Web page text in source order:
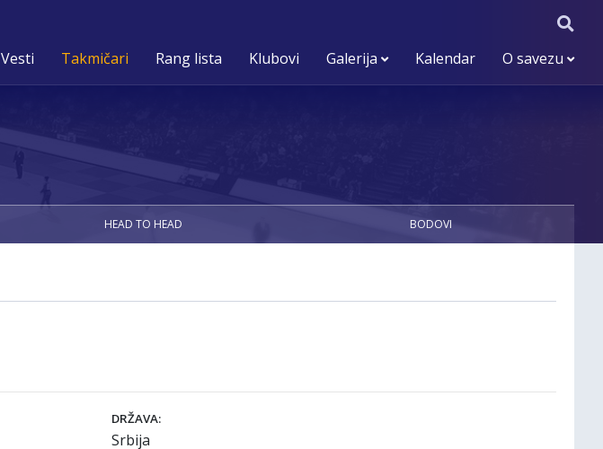
Vesti Takmičari Rang lista Klubovi Galerija Kalendar O savezu
HEAD TO HEAD BODOVI
DRŽAVA:
Srbija